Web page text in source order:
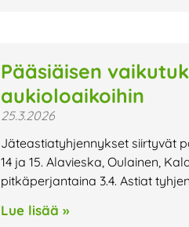
Pääsiäisen
aukioloaikoihin
25.3.2026
Jäteastiatyhjennykset siirtyvät
14 ja 15. Alavieska, Oulainen,
pitkäperjantaina 3.4. Astiat
Lue lisää »